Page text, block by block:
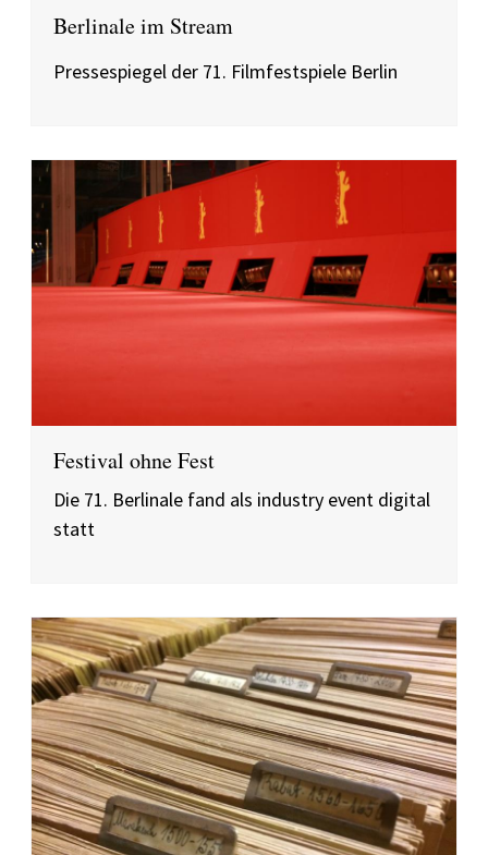
Berlinale im Stream
Pressespiegel der 71. Filmfestspiele Berlin
Festival ohne Fest
Die 71. Berlinale fand als industry event digital
statt